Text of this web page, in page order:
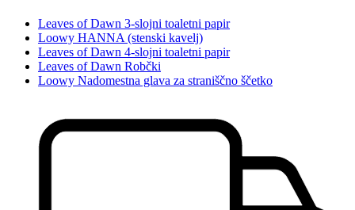
Leaves of Dawn 3-slojni toaletni papir
Loowy HANNA (stenski kavelj)
Leaves of Dawn 4-slojni toaletni papir
Leaves of Dawn Robčki
Loowy Nadomestna glava za straniščno ščetko